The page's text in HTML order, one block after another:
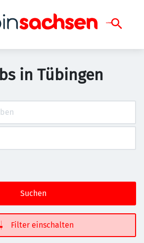
in Tübingen
Suchen
Filter einschalten